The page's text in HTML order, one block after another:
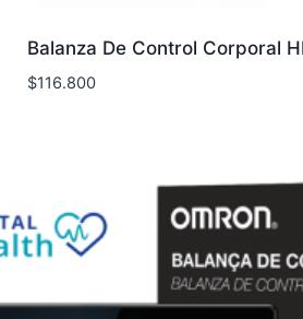
Balanza De Control Corporal
$116.800